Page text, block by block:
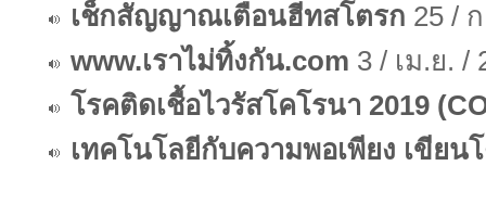
เช็กสัญญาณเตือนฮีทสโตรก 25 /
www.เราไม่ทิ้งกัน.com 3 / เม.ย. /
โรคติดเชื้อไวรัสโคโรนา 2019
เทคโนโลยีกับความพอเพียง เขียน